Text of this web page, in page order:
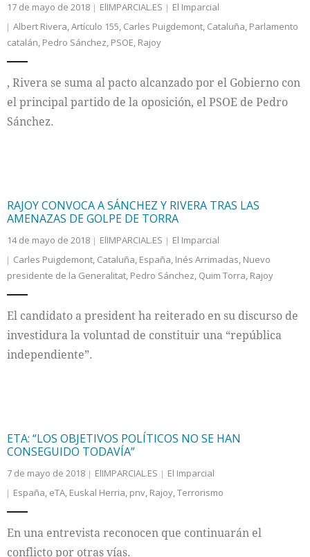
17 de mayo de 2018 ElIMPARCIAL.ES
El Imparcial
Albert Rivera,Artículo 155, Carles Puigdemont, Cataluña, Parlamento
catalán, Pedro Sánchez, PSOE, Rajoy
, Rivera se suma al pacto alcanzado por el Gobierno con
el principal partido de la oposición, el PSOE de Pedro
Sánchez.
RAJOY CONVOCA A SÁNCHEZ Y RIVERA TRAS LAS
AMENAZAS DE GOLPE DE TORRA
14 de mayo de 2018 ElIMPARCIAL.ES
El Imparcial
Carles Puigdemont, Cataluña, España, Inés Arrimadas, Nuevo
presidente de la Generalitat, Pedro Sánchez, Quim Torra, Rajoy
El candidato a president ha reiterado en su discurso de
investidura la voluntad de constituir una “república
independiente”.
ETA: “LOS OBJETIVOS POLÍTICOS NO SE HAN
CONSEGUIDO TODAVÍA”
7 de mayo de 2018 ElIMPARCIAL.ES
El Imparcial
España, eTA, Euskal Herria, pnv, Rajoy,Terrorismo
En una entrevista reconocen que continuarán el
conflicto por otras vías.